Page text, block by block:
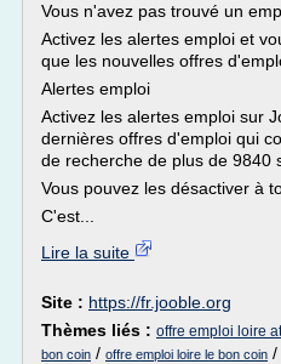
Vous n'avez pas trouvé un
Activez les alertes emploi et
que les nouvelles offres
Alertes emploi
Activez les alertes emploi sur
dernières offres d'emploi qui
de recherche de plus de 9840
Vous pouvez les désactiver à
C'est...
Lire la suite
Site : https://fr.jooble.org
Thèmes liés : offre emploi loire
bon coin / offre emploi loire le bon coin /